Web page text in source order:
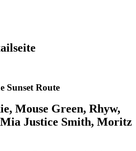
Sunset Route
Mouse Green, Rhyw,
Justice Smith, Moritz